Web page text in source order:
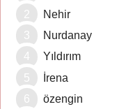
Nehir
Nurdanay
Yıldırım
İrena
özengin